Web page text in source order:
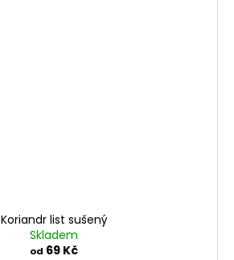
Koriandr list sušený
Skladem
od 69 Kč